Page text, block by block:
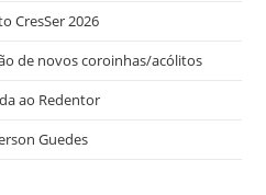
CresSer 2026
de novos coroinhas/acólitos
ao Redentor
Guedes